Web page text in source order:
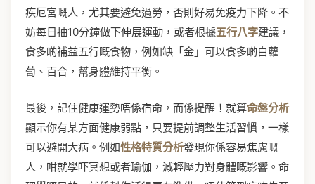
疾厄宮嘅人，尤其要避免過勞，否則好易免疫力下降。不
妨每日抽10分鐘做下伸展運動，或者根據五行八字建議，
食多啲補益五行嘅食物，例如缺「金」可以食多啲白蘿
蔔、百合，幫身體維持平衡。
最後，記住健康運勢唔係宿命，而係提醒！就算命盤分析
顯示你有某方面健康弱點，只要提前調整生活習慣，一樣
可以避開大病。例如性格特質分析發現你係容易焦慮嘅
人，咁就學吓冥想或者瑜伽，減輕壓力對身體嘅影響。命